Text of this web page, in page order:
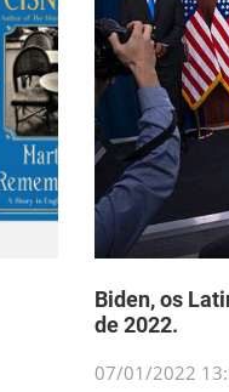
Biden, os
de 2022.
07/01/2022